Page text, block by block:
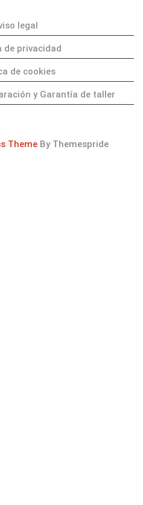
legal
de privacidad
de cookies
y Garantía de taller
Theme By Themespride